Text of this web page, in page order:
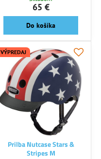
65 €
Do košíka
VÝPREDAJ
Prilba Nutcase Stars &
Stripes M